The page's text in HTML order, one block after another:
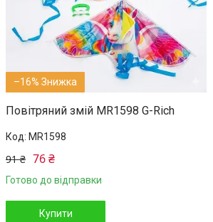
–16%
Повітряний змій MR1598 G-Rich
MR1598
91 ₴ 76 ₴
Готово до відправки
Купити